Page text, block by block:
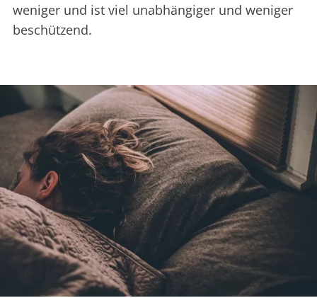
weniger und ist viel unabhängiger und weniger
beschützend.